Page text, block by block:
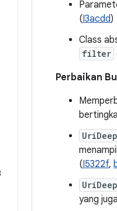
(I3acdd)
Class
filter
Perbaikan
(I5322f,
yang